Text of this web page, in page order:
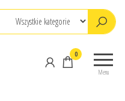
Menu
0